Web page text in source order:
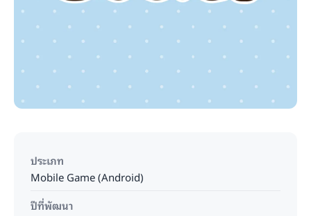
ประเภท
Mobile Game (Android)
ปีที่พัฒนา